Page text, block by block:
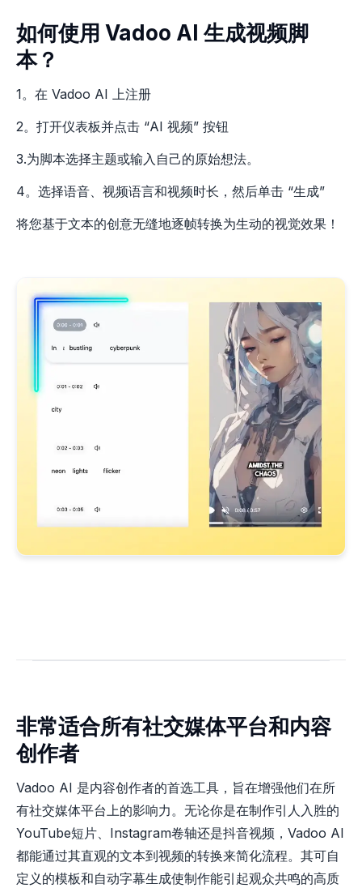
如何使用 Vadoo AI 生成视频脚
本？
1。在 Vadoo AI 上注册
2。打开仪表板并点击 “AI 视频” 按钮
3.为脚本选择主题或输入自己的原始想法。
4。选择语音、视频语言和视频时长，然后单击 “生成”
将您基于文本的创意无缝地逐帧转换为生动的视觉效果！
非常适合所有社交媒体平台和内容
创作者
Vadoo AI 是内容创作者的首选工具，旨在增强他们在所
有社交媒体平台上的影响力。无论你是在制作引人入胜的
YouTube短片、Instagram卷轴还是抖音视频，Vadoo AI
都能通过其直观的文本到视频的转换来简化流程。其可自
定义的模板和自动字幕生成使制作能引起观众共鸣的高质